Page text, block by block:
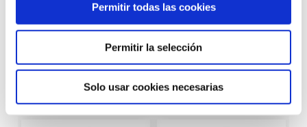
Permitir todas las cookies
Permitir la selección
Solo usar cookies necesarias
Productos con
características similares